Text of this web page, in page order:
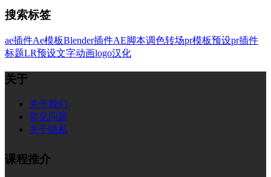
搜索标签
ae插件Ae模板Blender插件AE脚本调色转场pr模板预设pr插件
标题LR预设文字动画logo汉化
关于
关于我们
常见问题
关于隐私
课程推介